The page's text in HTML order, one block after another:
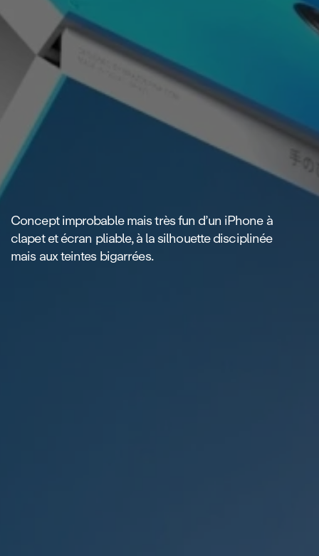
Concept improbable mais très fun d’un iPhone à
clapet et écran pliable, à la silhouette disciplinée
mais aux teintes bigarrées.